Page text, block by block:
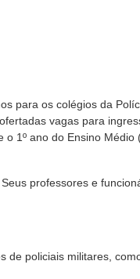
para os colégios da
vagas para
1º ano do Ensino
professores e
policiais militares,